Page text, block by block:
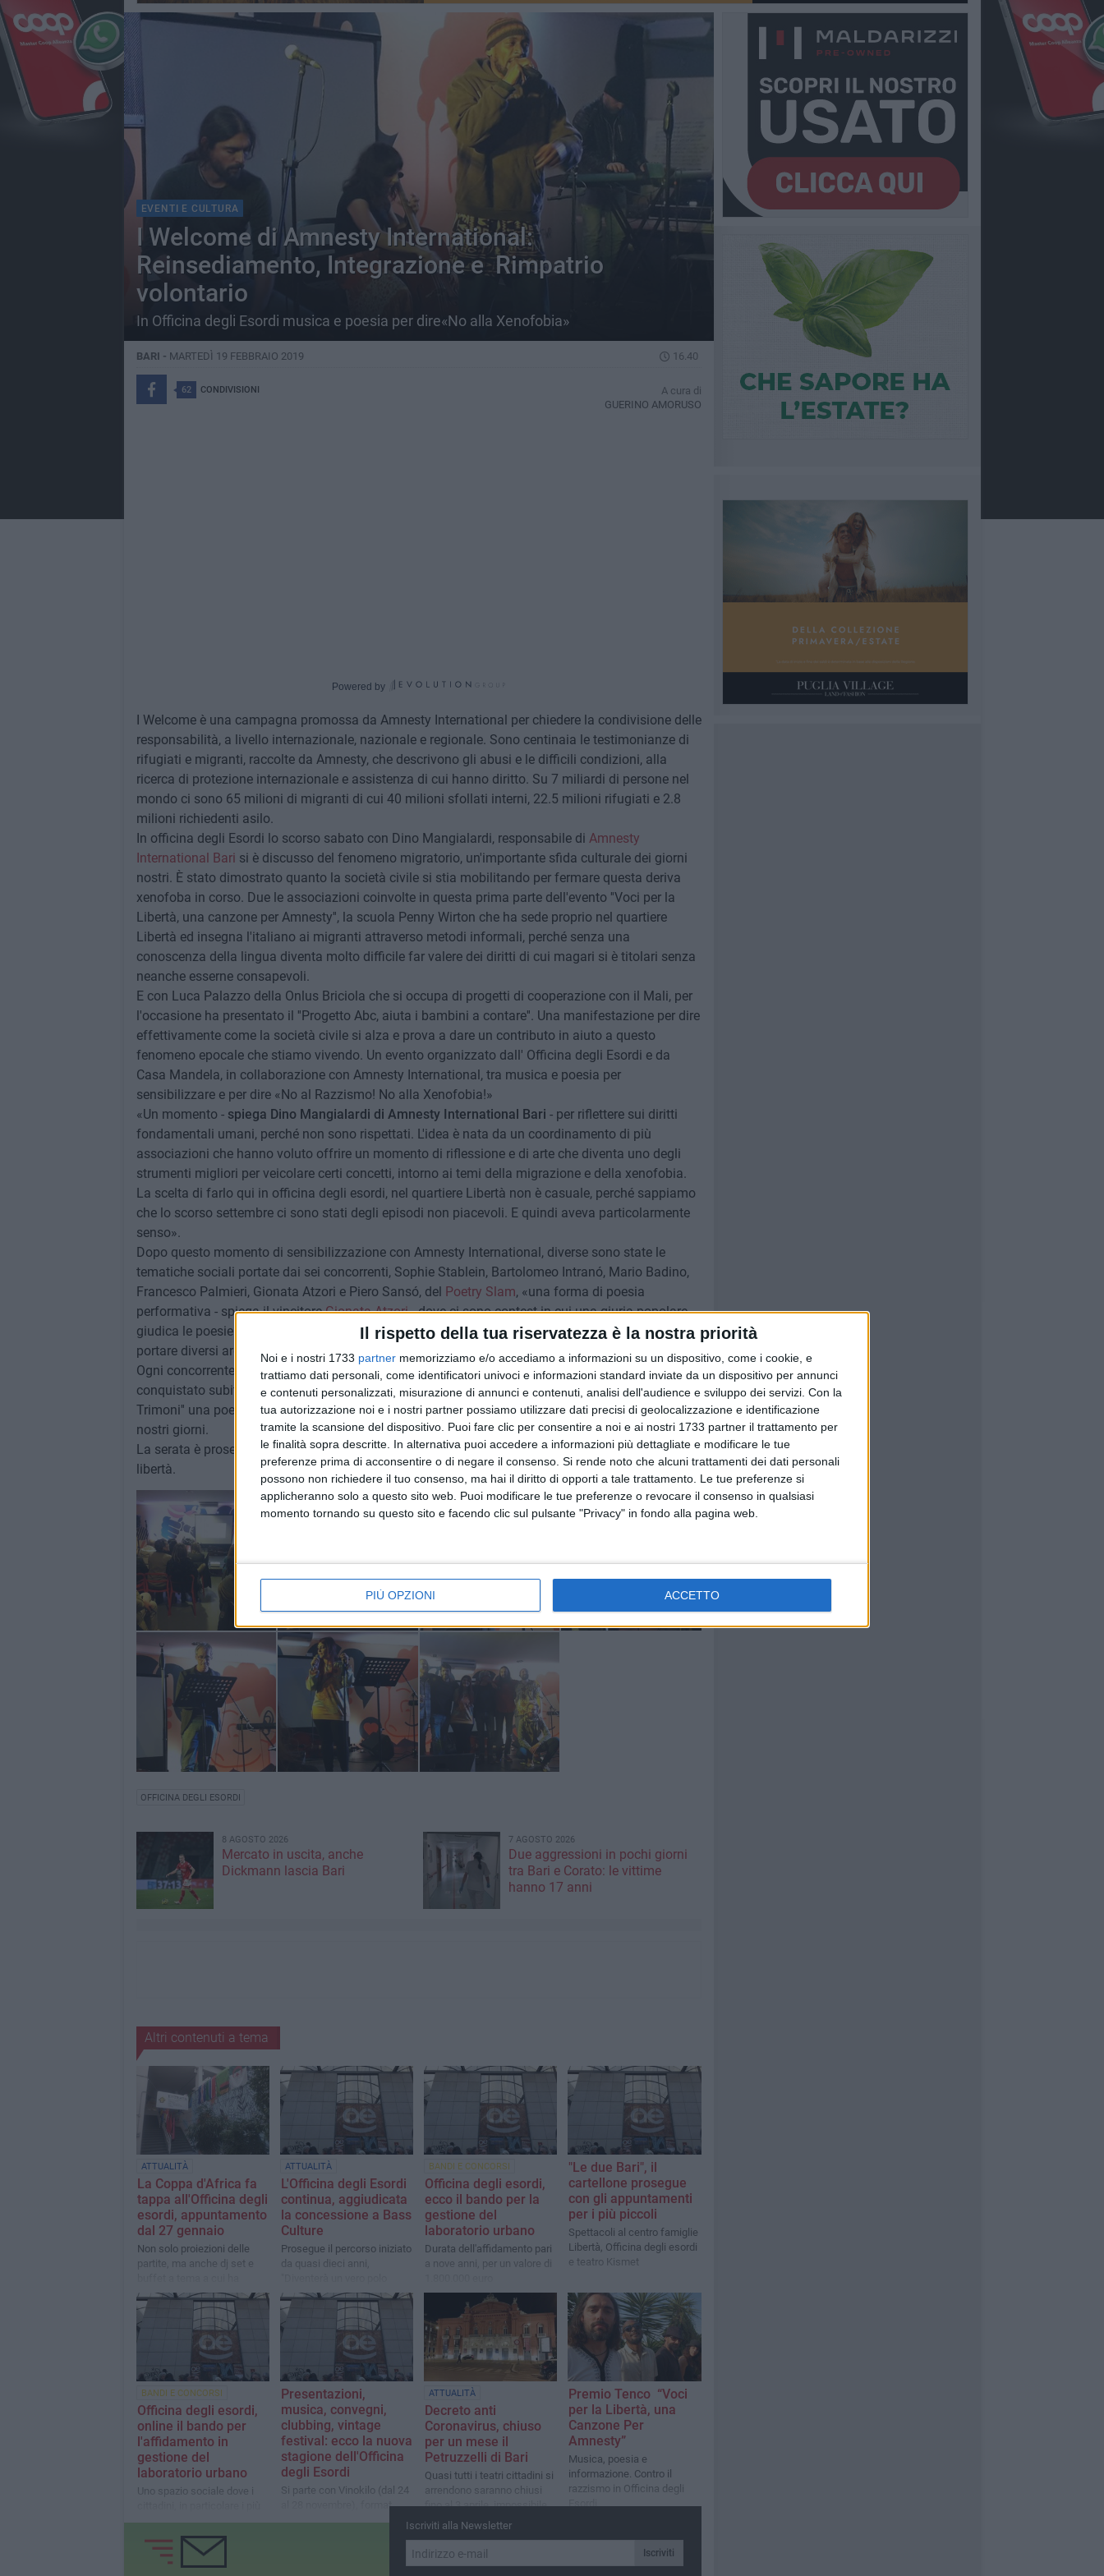
Il rispetto della tua riservatezza è la nostra priorità
Noi e i nostri 1733 partner memorizziamo e/o accediamo a informazioni su un dispositivo, come i cookie, e
trattiamo dati personali, come identificatori univoci e informazioni standard inviate da un dispositivo per annunci
e contenuti personalizzati, misurazione di annunci e contenuti, analisi dell'audience e sviluppo dei servizi. Con la
tua autorizzazione noi e i nostri partner possiamo utilizzare dati precisi di geolocalizzazione e identificazione
tramite la scansione del dispositivo. Puoi fare clic per consentire a noi e ai nostri 1733 partner il trattamento per
le finalità sopra descritte. In alternativa puoi accedere a informazioni più dettagliate e modificare le tue
preferenze prima di acconsentire o di negare il consenso. Si rende noto che alcuni trattamenti dei dati personali
possono non richiedere il tuo consenso, ma hai il diritto di opporti a tale trattamento. Le tue preferenze si
applicheranno solo a questo sito web. Puoi modificare le tue preferenze o revocare il consenso in qualsiasi
momento tornando su questo sito e facendo clic sul pulsante "Privacy" in fondo alla pagina web.
PIÙ OPZIONI ACCETTO
EVENTI E CULTURA
I Welcome di Amnesty International:
Reinsediamento, Integrazione e Rimpatrio
volontario
In Officina degli Esordi musica e poesia per dire«No alla Xenofobia»
BARI - MARTEDÌ 19 FEBBRAIO 2019 16.40
62 CONDIVISIONI
A cura di
GUERINO AMORUSO
Powered by
I Welcome è una campagna promossa da Amnesty International per chiedere la condivisione delle
responsabilità, a livello internazionale, nazionale e regionale. Sono centinaia le testimonianze di
rifugiati e migranti, raccolte da Amnesty, che descrivono gli abusi e le difficili condizioni, alla
ricerca di protezione internazionale e assistenza di cui hanno diritto. Su 7 miliardi di persone nel
mondo ci sono 65 milioni di migranti di cui 40 milioni sfollati interni, 22.5 milioni rifugiati e 2.8
milioni richiedenti asilo.
In officina degli Esordi lo scorso sabato con Dino Mangialardi, responsabile di Amnesty
International Bari si è discusso del fenomeno migratorio, un'importante sfida culturale dei giorni
nostri. È stato dimostrato quanto la società civile si stia mobilitando per fermare questa deriva
xenofoba in corso. Due le associazioni coinvolte in questa prima parte dell'evento ''Voci per la
Libertà, una canzone per Amnesty'', la scuola Penny Wirton che ha sede proprio nel quartiere
Libertà ed insegna l'italiano ai migranti attraverso metodi informali, perché senza una
conoscenza della lingua diventa molto difficile far valere dei diritti di cui magari si è titolari senza
neanche esserne consapevoli.
E con Luca Palazzo della Onlus Briciola che si occupa di progetti di cooperazione con il Mali, per
l'occasione ha presentato il ''Progetto Abc, aiuta i bambini a contare''. Una manifestazione per dire
effettivamente come la società civile si alza e prova a dare un contributo in aiuto a questo
fenomeno epocale che stiamo vivendo. Un evento organizzato dall' Officina degli Esordi e da
Casa Mandela, in collaborazione con Amnesty International, tra musica e poesia per
sensibilizzare e per dire «No al Razzismo! No alla Xenofobia!»
«Un momento - spiega Dino Mangialardi di Amnesty International Bari - per riflettere sui diritti
fondamentali umani, perché non sono rispettati. L'idea è nata da un coordinamento di più
associazioni che hanno voluto offrire un momento di riflessione e di arte che diventa uno degli
strumenti migliori per veicolare certi concetti, intorno ai temi della migrazione e della xenofobia.
La scelta di farlo qui in officina degli esordi, nel quartiere Libertà non è casuale, perché sappiamo
che lo scorso settembre ci sono stati degli episodi non piacevoli. E quindi aveva particolarmente
senso».
Dopo questo momento di sensibilizzazione con Amnesty International, diverse sono state le
tematiche sociali portate dai sei concorrenti, Sophie Stablein, Bartolomeo Intranó, Mario Badino,
Francesco Palmieri, Gionata Atzori e Piero Sansó, del Poetry Slam, «una forma di poesia
performativa - spiega il vincitoreGionata Atzori- dove ci sono contest in cui una giuria popolare
giudica le poesie e l'obiettivo è quello di intrattenere, informare e poetare in maniera varia e di
portare diversi argomenti attraverso la poesia ad un pubblico che normalmente non ne fruisce».
Ogni concorrente si è esibito con tre poesie ed una delle prime recitate dal vincitore Atzori ha
conquistato subito il pubblico che ha scelto di ascoltare la sua poesia dal titolo ''L'Albero dei
Trimoni'' una poesia dall'ironia pungente e diretta su tematiche politiche e sociali dell'attualità dei
nostri giorni.
La serata è proseguita con la musica dei Tukurù che ha unito tutti con il canto e con il ballo in
libertà.
OFFICINA DEGLI ESORDI
8 AGOSTO 2026
Mercato in uscita, anche
Dickmann lascia Bari
7 AGOSTO 2026
Due aggressioni in pochi giorni
tra Bari e Corato: le vittime
hanno 17 anni
Altri contenuti a tema
ATTUALITÀ
La Coppa d'Africa fa
tappa all'Officina degli
esordi, appuntamento
dal 27 gennaio
Non solo proiezioni delle
partite, ma anche dj set e
aderito anche il Bari.
"Momento di convivialità per
la cittadinanza"
ATTUALITÀ
L'Officina degli Esordi
continua, aggiudicata
la concessione a Bass
Culture
Prosegue il percorso iniziato
da quasi dieci anni,
culturale"
BANDI E CONCORSI
Officina degli esordi,
ecco il bando per la
gestione del
laboratorio urbano
Durata dell'affidamento pari
a nove anni, per un valore di
"Le due Bari", il
cartellone prosegue
con gli appuntamenti
per i più piccoli
Spettacoli al centro famiglie
Libertà, Officina degli esordi
e teatro Kismet
BANDI E CONCORSI
Officina degli esordi,
online il bando per
l'affidamento in
gestione del
laboratorio urbano
Uno spazio sociale dove i
giovani, possano sviluppare
i propri progetti culturali
Presentazioni,
musica, convegni,
clubbing, vintage
festival: ecco la nuova
stagione dell'Officina
degli Esordi
Si parte con Vinokilo (dal 24
al 28 novembre), format
caratterizzato da eventi
ATTUALITÀ
Decreto anti
Coronavirus, chiuso
per un mese il
Petruzzelli di Bari
Quasi tutti i teatri cittadini si
arrendono saranno chiusi
fino al 3 aprile, impossibile
far rispettare le norme di
Premio Tenco “Voci
per la Libertà, una
Canzone Per
Amnesty”
Musica, poesia e
informazione. Contro il
razzismo in Officina degli
Esordi
Iscriviti alla Newsletter
Iscriviti